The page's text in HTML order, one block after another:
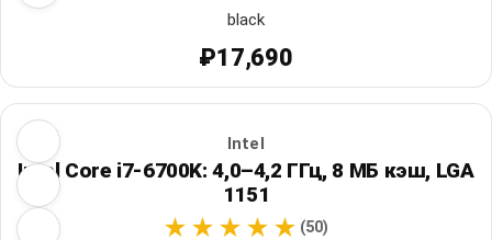
black
₽17,690
Intel
Intel Core i7-6700K: 4,0–4,2 ГГц, 8 МБ кэш, LGA
1151
(50)